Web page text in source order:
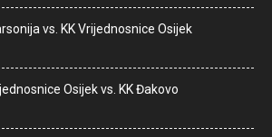
vs. KK Vrijednosnice Osijek
Osijek vs. KK Đakovo